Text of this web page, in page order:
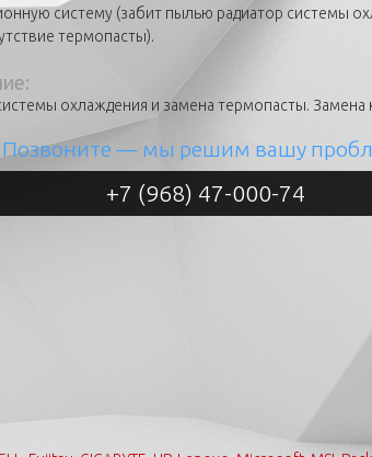
систему (забит пылью радиатор системы
термопасты).
охлаждения и замена термопасты. Замена
Позвоните — мы решим вашу
+7 (968) 47-000-74